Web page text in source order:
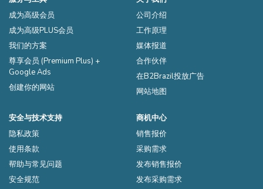
成为高级会员
成为高级PLUS会员
我们的方案
尊享会员 (Premium Plus) +
Google Ads
创建你的网站
公司介绍
工作原理
媒体报道
合作伙伴
在B2Brazil投放广告
网站地图
安全与技术支持
隐私政策
使用条款
帮助与常见问题
安全规范
商机中心
销售报价
采购需求
发布销售报价
发布采购需求